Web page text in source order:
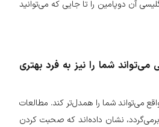
آن دوپامین را تا جایی که می‌توانید
میتواند شما را نیز به فرد بهتری
می‌تواند شما را همدل‌تر کند. مطالعات
که به دهه 1970 برمی‌گردد، نشان داده‌اند که صحبت کردن